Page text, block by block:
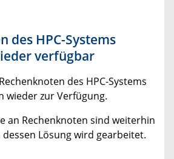
des HPC-Systems
verfügbar
des HPC-Systems
wieder zur Verfügung.
an Rechenknoten sind weiterhin
Lösung wird gearbeitet.